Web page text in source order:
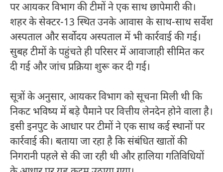
पर आयकर विभाग की टीमों ने एक साथ छापेमारी की।
शहर के सेक्टर-13 स्थित उनके आवास के साथ-साथ सर्वेश
अस्पताल और सर्वोदय अस्पताल में भी कार्रवाई की गई।
सुबह टीमों के पहुंचते ही परिसर में आवाजाही सीमित कर
दी गई और जांच प्रक्रिया शुरू कर दी गई।
सूत्रों के अनुसार, आयकर विभागको सूचना मिली थी कि
निकट भविष्य में बड़े पैमाने पर वित्तीय लेनदेन होने वाला है।
इसी इनपुट के आधार पर टीमों ने एक साथ कई स्थानों पर
कार्रवाई की। बताया जा रहा है कि संबंधित खातों की
निगरानी पहले से की जा रही थी और हालिया गतिविधियों